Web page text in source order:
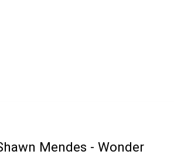
Mendes - Wonder